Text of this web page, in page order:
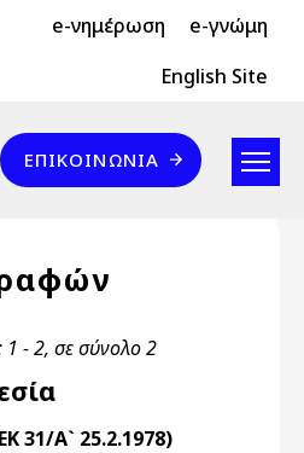
e-νημέρωση e-γνώμη
English Site
ΕΠΙΚΟΙΝΩΝΊΑ
1 - 2, σε σύνολο 2
31/Α` 25.2.1978)